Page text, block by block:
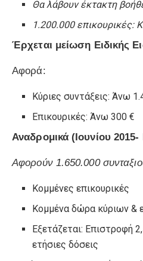
Θα λάβουν έκτακτη
1.200.000 επικουρικές:
Έρχεται μείωση Ειδικής
Αφορά:
Κύριες συντάξεις: Άνω
Επικουρικές: Άνω 300 €
Αναδρομικά (Ιουνίου
Αφορούν 1.650.000
Κομμένες επικουρικές
Κομμένα δώρα κύριων &
Εξετάζεται: Επιστροφή
ετήσιες δόσεις